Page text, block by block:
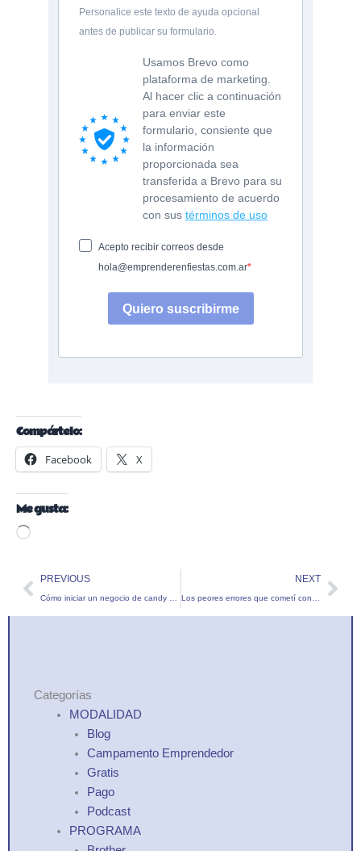
Personalice este texto de ayuda opcional
antes de publicar su formulario.
Usamos Brevo como
plataforma de marketing.
Al hacer clic a continuación
para enviar este
formulario, consiente que
la información
proporcionada sea
transferida a Brevo para su
procesamiento de acuerdo
con sus términos de uso
Acepto recibir correos desde
hola@emprenderenfiestas.com.ar
Quiero suscribirme
Compártelo:
Facebook X
Me gusta:
Cargando...
Prev
PREVIOUS NEXT
Categorías
MODALIDAD
Blog
Campamento Emprendedor
Gratis
Pago
Podcast
PROGRAMA